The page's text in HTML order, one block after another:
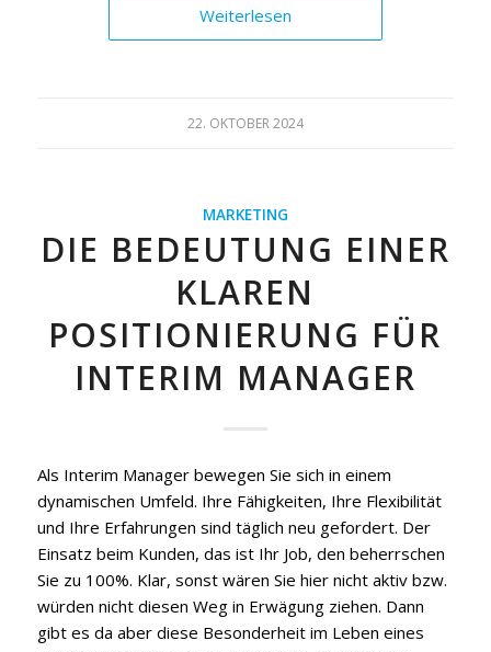
Weiterlesen
22. OKTOBER 2024
MARKETING
DIE BEDEUTUNG EINER
KLAREN
POSITIONIERUNG FÜR
INTERIM MANAGER
Als Interim Manager bewegen Sie sich in einem
dynamischen Umfeld. Ihre Fähigkeiten, Ihre Flexibilität
und Ihre Erfahrungen sind täglich neu gefordert. Der
Einsatz beim Kunden, das ist Ihr Job, den beherrschen
Sie zu 100%. Klar, sonst wären Sie hier nicht aktiv bzw.
würden nicht diesen Weg in Erwägung ziehen. Dann
gibt es da aber diese Besonderheit im Leben eines